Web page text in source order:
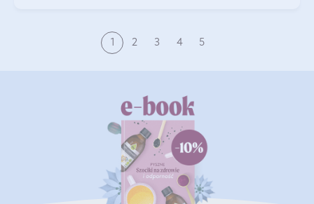
1 2 3 4 5